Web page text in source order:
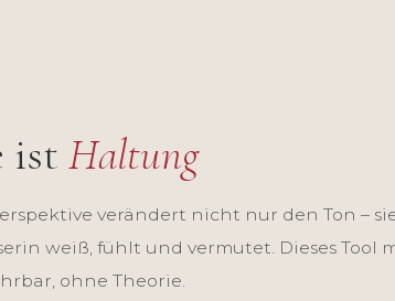
ist Haltung
verändert nicht nur den Ton –
weiß, fühlt und vermutet. Dieses Tool
ohne Theorie.